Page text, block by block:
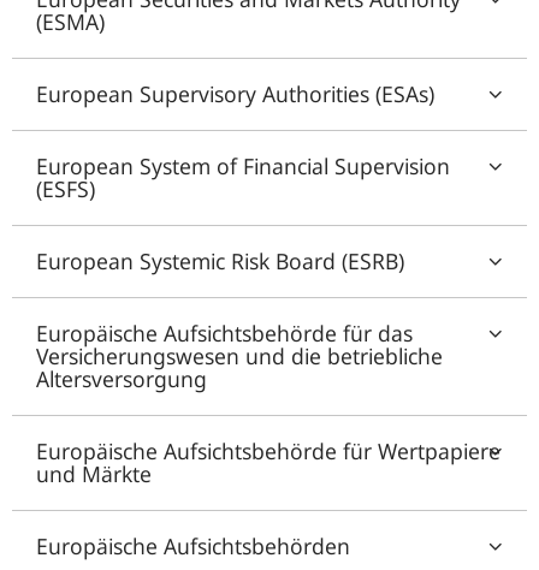
(ESMA)
European Supervisory Authorities (ESAs)
European System of Financial Supervision
(ESFS)
European Systemic Risk Board (ESRB)
Europäische Aufsichtsbehörde für das
Versicherungswesen und die betriebliche
Altersversorgung
Europäische Aufsichtsbehörde für Wertpapiere
und Märkte
Europäische Aufsichtsbehörden